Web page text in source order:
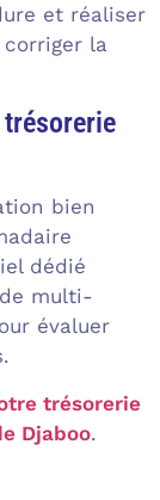
et réaliser
la
bien
dédié
multi-
évaluer
trésorerie
Djaboo.